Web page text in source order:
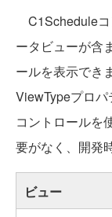
C1Scheduleコ
ータビューが含
ールを表示でき
ViewTypeプロ
コントロールを
要がなく、開発
ビュー